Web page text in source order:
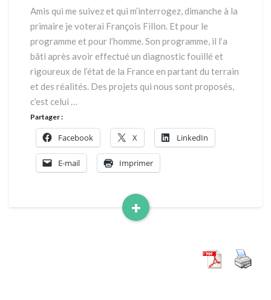
je
voterai
François
FILLON
Amis qui me suivez et qui m’interrogez, dimanche à la
primaire je voterai François Fillon. Et pour le
programme et pour l’homme. Son programme, il l’a
bâti après avoir effectué un diagnostic fouillé et
rigoureux de l’état de la France en partant du terrain
et des réalités. Des projets qui nous sont proposés,
c’est celui …
+
Read
Partager :
Facebook X LinkedIn
E-mail Imprimer